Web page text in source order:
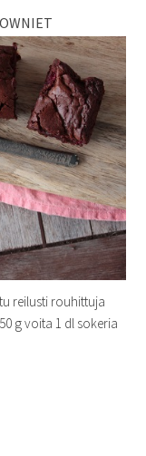
reilusti rouhittuja
g voita 1 dl sokeria